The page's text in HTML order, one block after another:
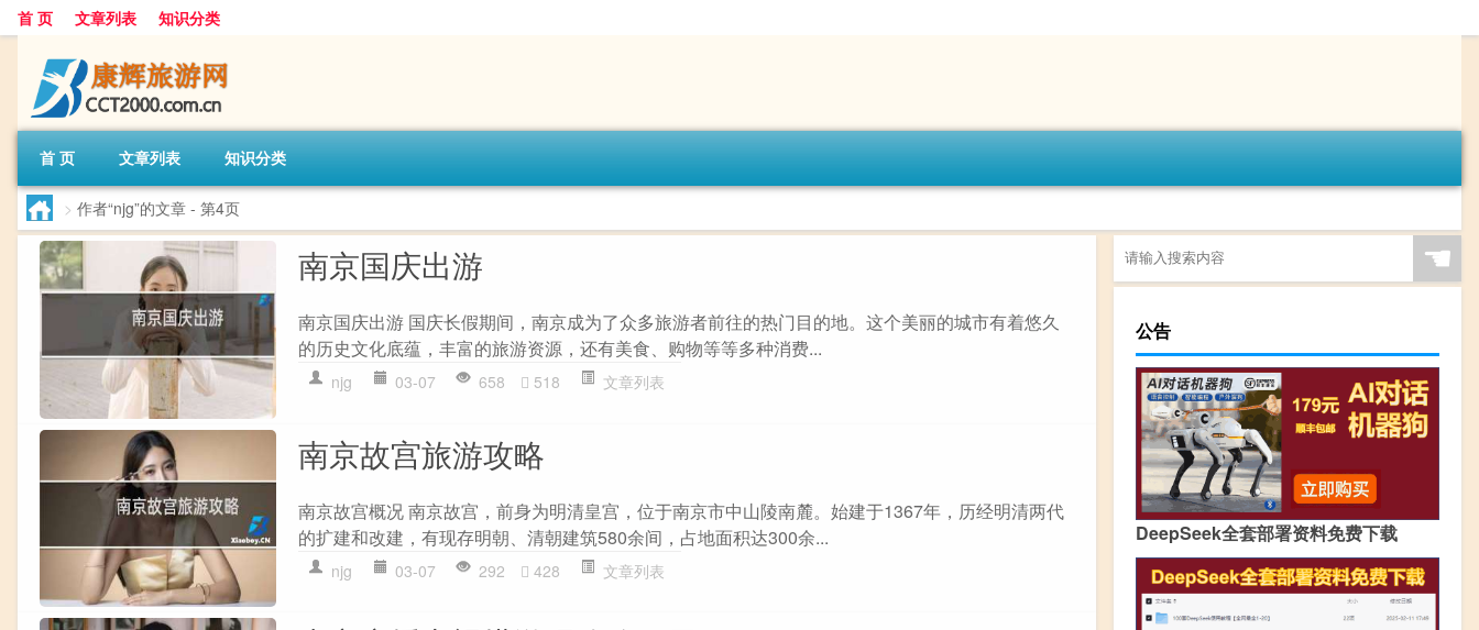
首 页 文章列表 知识分类
首 页 文章列表 知识分类
> 作者“njg”的文章 - 第4页
南京国庆出游
南京国庆出游 国庆长假期间，南京成为了众多旅游者前往的热门目的地。这个美丽的城市有着悠久
的历史文化底蕴，丰富的旅游资源，还有美食、购物等等多种消费...
njg 03-07 658 518 文章列表
南京故宫旅游攻略
南京故宫概况 南京故宫，前身为明清皇宫，位于南京市中山陵南麓。始建于1367年，历经明清两代
的扩建和改建，有现存明朝、清朝建筑580余间，占地面积达300余...
njg 03-07 292 428 文章列表
☚
公告
DeepSeek全套部署资料免费下载